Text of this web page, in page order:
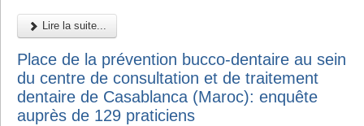
Lire la suite...
Place de la prévention bucco-dentaire au sein
du centre de consultation et de traitement
dentaire de Casablanca (Maroc): enquête
auprès de 129 praticiens